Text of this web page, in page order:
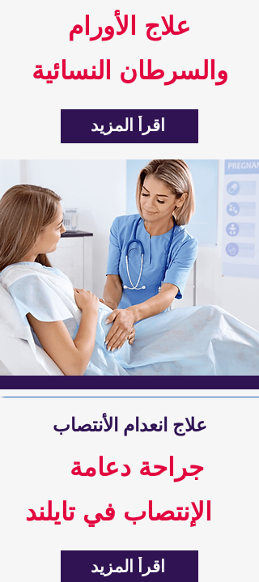
علاج الأورام
والسرطان النسائية
اقرأ المزيد
علاج انعدام الأنتصاب
اقرأ المزيد